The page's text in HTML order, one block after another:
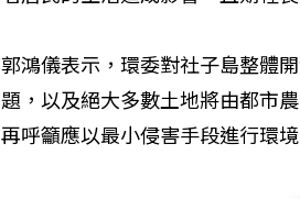
郭鴻儀表示，環委對社子島整體
題，以及絕大多數土地將由都市
再呼籲應以最小侵害手段進行環